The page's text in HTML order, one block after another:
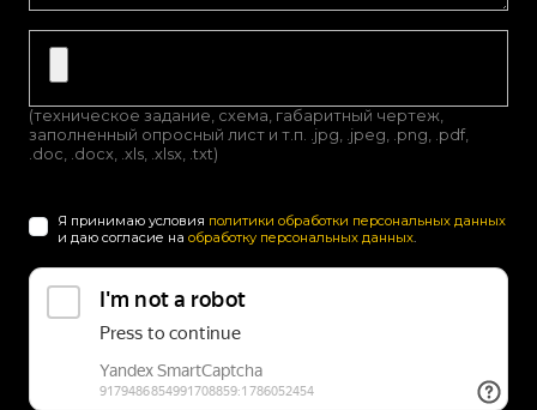
(техническое задание, схема, габаритный чертеж,
заполненный опросный лист и т.п. .jpg, .jpeg, .png, .pdf,
.doc, .docx, .xls, .xlsx, .txt)
Я принимаю условия политики обработки персональных данных
и даю согласие на обработку персональных данных.